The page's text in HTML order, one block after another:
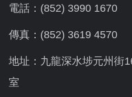
電話：(852) 3990 1670
傳真：(852) 3619 4570
地址：九龍深水埗元州街
室